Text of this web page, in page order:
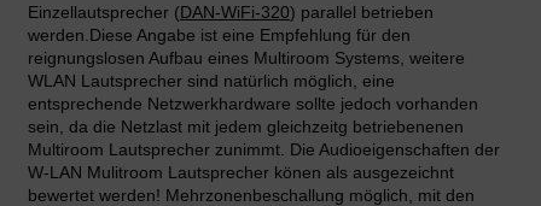
Einzellautsprecher (DAN-WiFi-320) parallel betrieben
werden.Diese Angabe ist eine Empfehlung für den
reignungslosen Aufbau eines Multiroom Systems, weitere
WLAN Lautsprecher sind natürlich möglich, eine
entsprechende Netzwerkhardware sollte jedoch vorhanden
sein, da die Netzlast mit jedem gleichzeitg betriebenenen
Multiroom Lautsprecher zunimmt. Die Audioeigenschaften der
W-LAN Mulitroom Lautsprecher könen als ausgezeichnt
bewertet werden! Mehrzonenbeschallung möglich, mit den